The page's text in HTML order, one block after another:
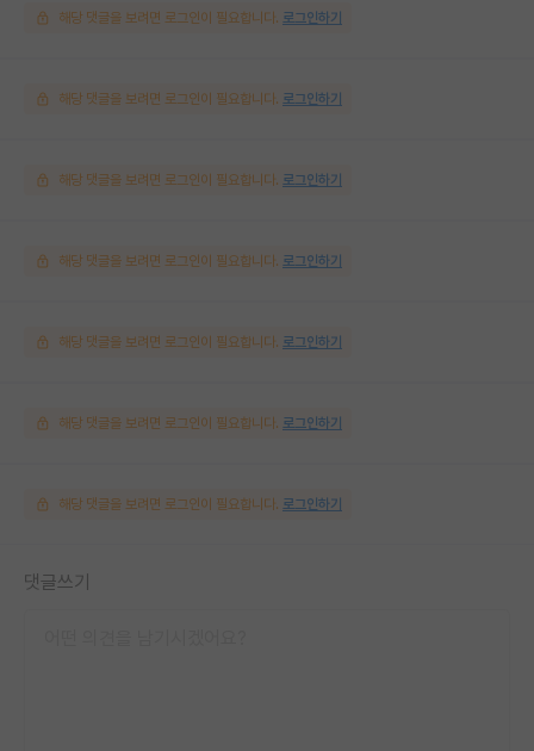
해당 댓글을 보려면 로그인이 필요합니다. 로그인하기
해당 댓글을 보려면 로그인이 필요합니다. 로그인하기
해당 댓글을 보려면 로그인이 필요합니다. 로그인하기
해당 댓글을 보려면 로그인이 필요합니다. 로그인하기
해당 댓글을 보려면 로그인이 필요합니다. 로그인하기
해당 댓글을 보려면 로그인이 필요합니다. 로그인하기
해당 댓글을 보려면 로그인이 필요합니다. 로그인하기
댓글쓰기